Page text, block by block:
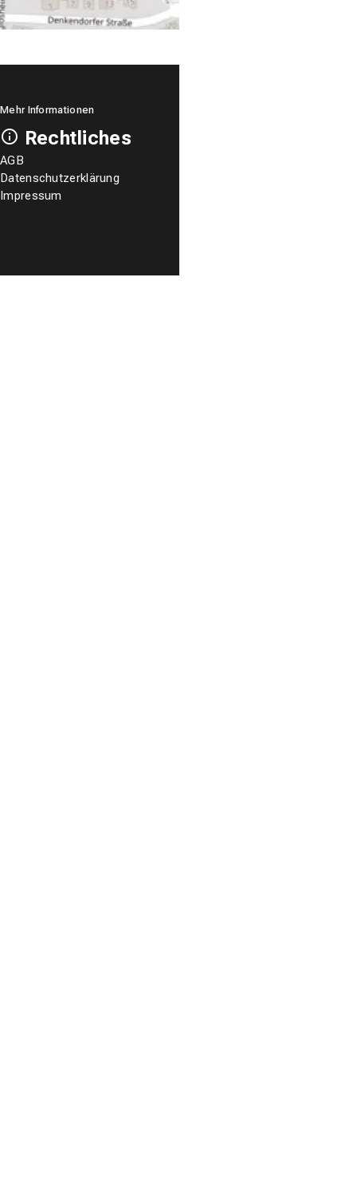
Mehr Informationen
Rechtliches
AGB
Datenschutzerklärung
Impressum